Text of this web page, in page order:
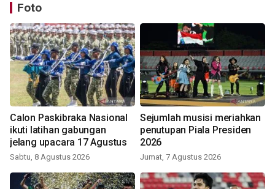
Foto
Calon Paskibraka Nasional
ikuti latihan gabungan
jelang upacara 17 Agustus
Sabtu, 8 Agustus 2026
Sejumlah musisi meriahkan
penutupan Piala Presiden
2026
Jumat, 7 Agustus 2026